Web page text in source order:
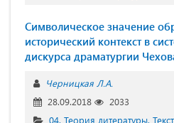
Символическое значение
исторический контекст в
дискурса драматургии
Черницкая Л.А.
28.09.2018
2033
04. Теория литературы.